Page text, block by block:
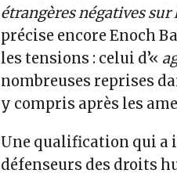
étrangères négatives
précise encore Enoch
les tensions : celui d’«
nombreuses reprises
y compris après les
Une qualification qui a
défenseurs des droits